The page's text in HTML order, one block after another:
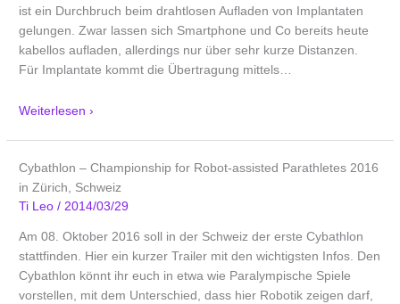
ist ein Durchbruch beim drahtlosen Aufladen von Implantaten
gelungen. Zwar lassen sich Smartphone und Co bereits heute
kabellos aufladen, allerdings nur über sehr kurze Distanzen.
Für Implantate kommt die Übertragung mittels…
Weiterlesen ›
Cybathlon – Championship for Robot-assisted Parathletes 2016
in Zürich, Schweiz
Ti Leo/2014/03/29
Am 08. Oktober 2016 soll in der Schweiz der erste Cybathlon
stattfinden. Hier ein kurzer Trailer mit den wichtigsten Infos. Den
Cybathlon könnt ihr euch in etwa wie Paralympische Spiele
vorstellen, mit dem Unterschied, dass hier Robotik zeigen darf,